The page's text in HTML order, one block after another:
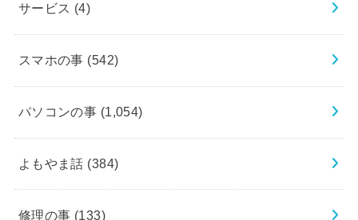
サービス (4)
スマホの事 (542)
パソコンの事 (1,054)
よもやま話 (384)
修理の事 (133)